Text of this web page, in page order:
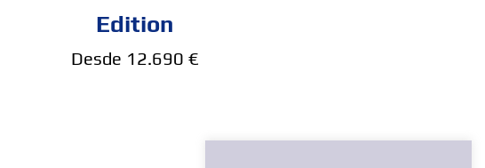
Edition
Desde 12.690 €